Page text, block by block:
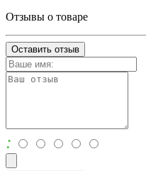
Отзывы о товаре
Оставить отзыв
: